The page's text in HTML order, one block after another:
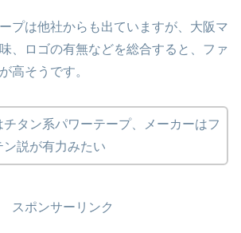
プは他社からも出ていますが、大阪マ
、ロゴの有無などを総合すると、ファ
高そうです。
チタン系パワーテープ、メーカーはフ
ン説が有力みたい
スポンサーリンク